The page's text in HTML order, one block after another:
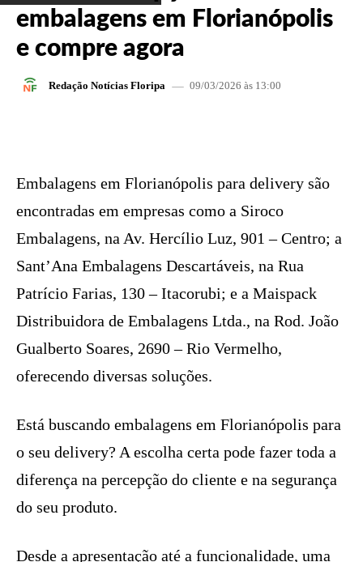
embalagens em Florianópolis
e compre agora
Redação Notícias Floripa 09/03/2026 às 13:00
Embalagens em Florianópolis para delivery são
encontradas em empresas como a Siroco
Embalagens, na Av. Hercílio Luz, 901 – Centro; a
Sant’Ana Embalagens Descartáveis, na Rua
Patrício Farias, 130 – Itacorubi; e a Maispack
Distribuidora de Embalagens Ltda., na Rod. João
Gualberto Soares, 2690 – Rio Vermelho,
oferecendo diversas soluções.
Está buscando embalagens em Florianópolis para
o seu delivery? A escolha certa pode fazer toda a
diferença na percepção do cliente e na segurança
do seu produto.
Desde a apresentação até a funcionalidade, uma